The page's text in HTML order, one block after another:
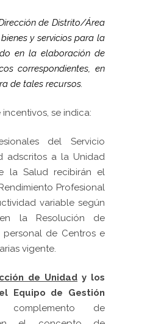
de Distrito/Área
y servicios para la
en la elaboración de
correspondientes, en
de tales recursos.
se indica:
del Servicio
adscritos a la Unidad
la Saludrecibirán el
Profesional
variable según
la Resolución de
personal de Centros e
vigente.
de Unidad y los
Equipo de Gestión
complemento de